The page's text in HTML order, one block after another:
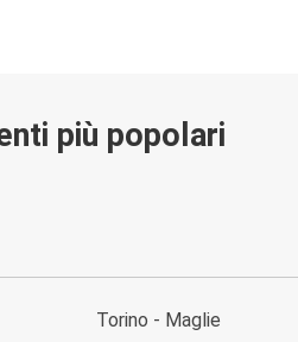
più popolari
Torino - Maglie